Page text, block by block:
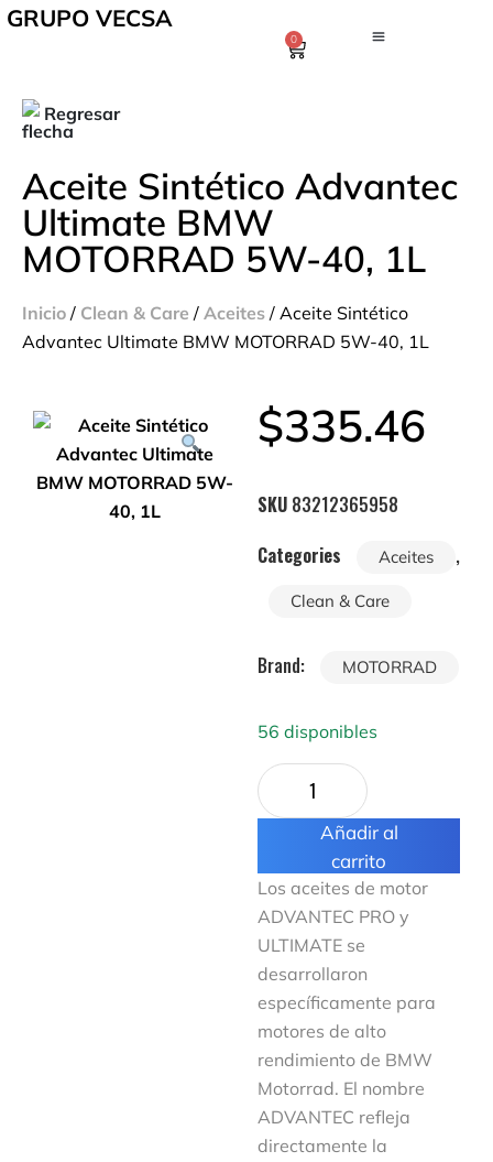
GRUPO VECSA
0
Regresar
Aceite Sintético Advantec
Ultimate BMW
MOTORRAD 5W-40, 1L
Inicio / Clean & Care / Aceites / Aceite Sintético
Advantec Ultimate BMW MOTORRAD 5W-40, 1L
$335.46
SKU 83212365958
Categories
Aceites ,
Clean & Care
Brand: MOTORRAD
56 disponibles
Añadir al
carrito
Los aceites de motor
ADVANTEC PRO y
ULTIMATE se
desarrollaron
específicamente para
motores de alto
rendimiento de BMW
Motorrad. El nombre
ADVANTEC refleja
directamente la